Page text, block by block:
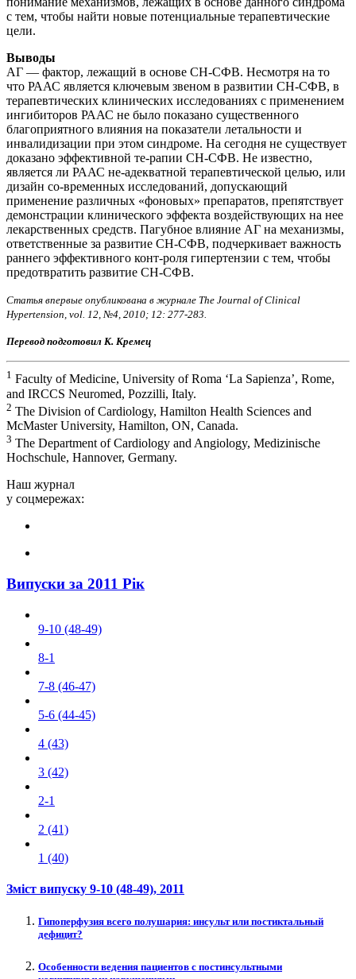
с тем, чтобы найти новые потенциальные терапевтические
цели.
Выводы
АГ — фактор, лежащий в основе СН-СФВ. Несмотря на то
что РААС является ключевым звеном в развитии СН-СФВ, в
терапевтических клинических исследованиях с применением
ингибиторов РААС не было показано существенного
благоприятного влияния на показатели летальности и
инвалидизации при этом синдроме. На сегодня не существует
доказано эффективной те-рапии СН-СФВ. Не известно,
является ли РААС не-адекватной терапевтической целью, или
дизайн со-временных исследований, допускающий
применение различных «фоновых» препаратов, препятствует
демонстрации клинического эффекта воздействующих на нее
лекарственных средств. Пагубное влияние АГ на механизмы,
ответственные за развитие СН-СФВ, подчеркивает важность
раннего эффективного конт-роля гипертензии с тем, чтобы
предотвратить развитие СН-СФВ.
Статья впервые опубликована в журнале The Journal of Clinical
Hypertension, vol. 12, №4, 2010; 12: 277-283.
Перевод подготовил К. Кремец
1 Faculty of Medicine, University of Roma ‘La Sapienza’, Rome,
and IRCCS Neuromed, Pozzilli, Italy.
2 The Division of Cardiology, Hamilton Health Sciences and
McMaster University, Hamilton, ON, Canada.
3 The Department of Cardiology and Angiology, Medizinische
Hochschule, Hannover, Germany.
Наш журнал
у соцмережах:
Випуски за 2011 Рік
9-10 (48-49)
8-1
7-8 (46-47)
5-6 (44-45)
4 (43)
3 (42)
2-1
2 (41)
1 (40)
Зміст випуску 9-10 (48-49), 2011
Гипоперфузия всего полушария: инсульт или постиктальный
дефицит?
Особенности ведения пациентов с постинсультными